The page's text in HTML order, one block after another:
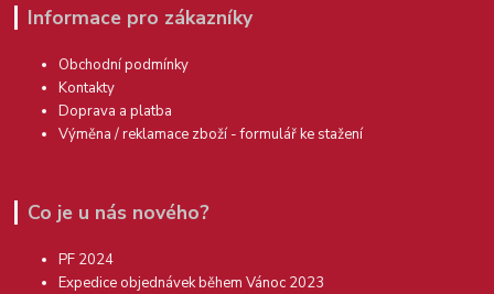
Informace pro zákazníky
Obchodní podmínky
Kontakty
Doprava a platba
Výměna / reklamace zboží - formulář ke stažení
Co je u nás nového?
PF 2024
Expedice objednávek během Vánoc 2023